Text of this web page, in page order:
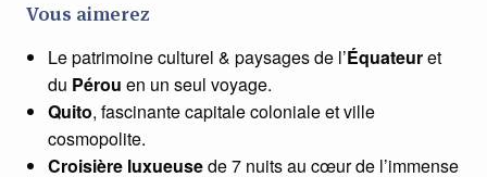
Vous aimerez
Le patrimoine culturel & paysages de l’Équateuret
du Pérou en un seul voyage.
Quito, fascinante capitale coloniale et ville
cosmopolite.
Croisière luxueusede 7 nuits au cœur de l’immense